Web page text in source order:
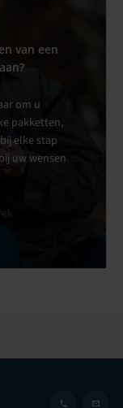
van een
om u
pakketten,
elke stap
uw wensen